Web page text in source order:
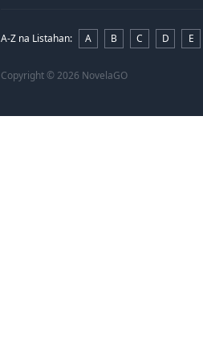
A-Z na Listahan: A B C D E
Copyright© 2026 NovelaGO